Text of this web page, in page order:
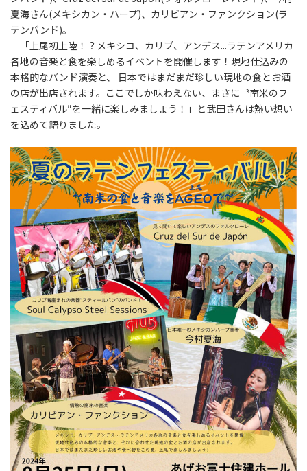
夏海さん(メキシカン・ハープ)、カリビアン・ファンクション(ラ
テンバンド)。
「上尾初上陸！？メキシコ、カリブ、アンデス...ラテンアメリカ
各地の音楽と食を楽しめるイベントを開催します！現地仕込みの
本格的なバンド演奏と、 日本ではまだまだ珍しい現地の食とお酒
の店が出店されます。ここでしか味わえない、まさに〝南米のフ
ェスティバル″を一緒に楽しみましょう！」と武田さんは熱い想い
を込めて語りました。